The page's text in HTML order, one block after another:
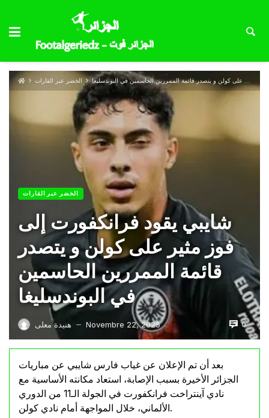
الخضر عبر القارات شايبي يقود فرانكفورت إلى فوز مثير على كولن و يتصدر قائمة الممررين الحاسمين في البوندسليغا
الخضر عبر القارات
شايبي يقود فرانكفورت إلى
فوز مثير على كولن و يتصدر
قائمة الممررين الحاسمين
في البوندسليغا
هنيدة معلى — Novembre 22, 2025 0
بعد أن تم الإعلان عن غياب فارس شايبي عن مباريات
الجزائر الأخيرة بسبب الإصابة، استعاد مكانته الأساسية مع
نادي آينتراخت فرانكفورت في الجولة الـ11 من الدوري
الألماني، خلال المواجهة أمام نادي كولن.